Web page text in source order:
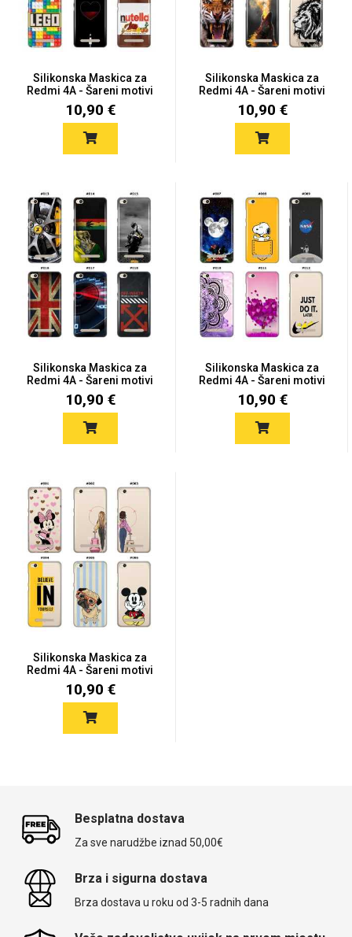
Silikonska Maskica za
Redmi 4A - Šareni motivi
10,90 €
Silikonska Maskica za
Redmi 4A - Šareni motivi
10,90 €
Silikonska Maskica za
Redmi 4A - Šareni motivi
10,90 €
Silikonska Maskica za
Redmi 4A - Šareni motivi
10,90 €
Silikonska Maskica za
Redmi 4A - Šareni motivi
10,90 €
Besplatna dostava
Za sve narudžbe iznad 50,00€
Brza i sigurna dostava
Brza dostava u roku od 3-5 radnih dana